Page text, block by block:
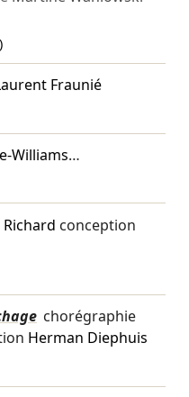
Fraunié
Williams…
conception
chorégraphie
Herman Diephuis